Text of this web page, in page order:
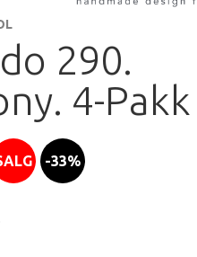
290.
4-Pakk
-33%